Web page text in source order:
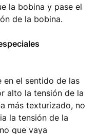
la bobina y pase el
de la bobina.
en el sentido de las
alto la tensión de la
más texturizado, no
la tensión de la
que vaya